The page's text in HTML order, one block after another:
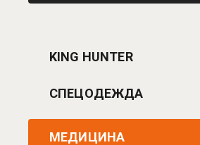
KING HUNTER
СПЕЦОДЕЖДА
МЕДИЦИНА